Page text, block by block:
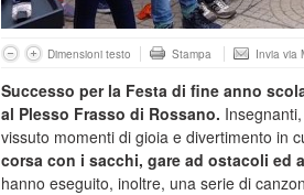
Dimensioni testo Stampa Invia via
Successo per la Festa di fine anno
al Plesso Frasso di Rossano.
vissuto momenti di gioia e divertimento in
corsa con i sacchi, gare ad ostacoli ed
hanno eseguito, inoltre, una serie di